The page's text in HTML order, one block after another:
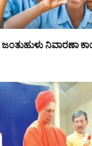
ಜಂತುಹುಳು ನಿವಾರಣಾ